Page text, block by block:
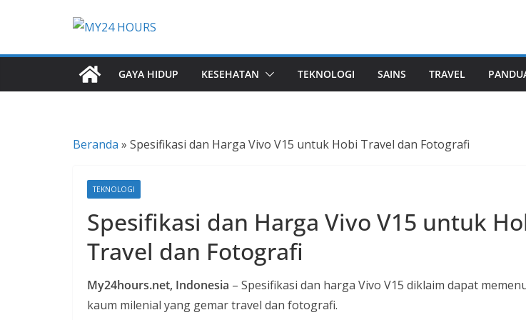
n
m
GAYA HIDUP KESEHATAN TEKNOLOGI SAINS TRAVEL
Beranda » Spesifikasi dan Harga Vivo V15 untuk Hobi Travel dan Fotografi
TEKNOLOGI
Spesifikasi dan Harga Vivo V15 untuk
Travel dan Fotografi
My24hours.net, Indonesia – Spesifikasi dan harga Vivo V15 diklaim dapat
kaum milenial yang gemar travel dan fotografi.